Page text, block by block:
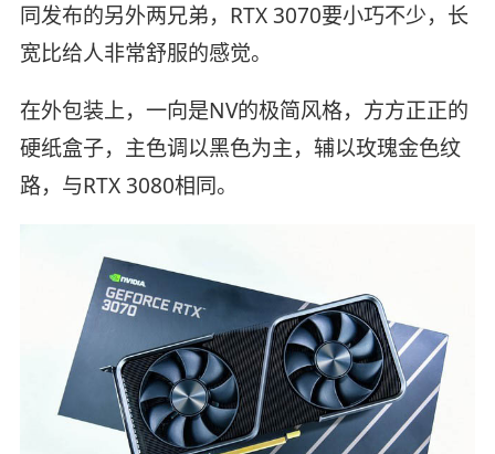
同发布的另外两兄弟，RTX 3070要小巧不少，长
宽比给人非常舒服的感觉。
在外包装上，一向是NV的极简风格，方方正正的
硬纸盒子，主色调以黑色为主，辅以玫瑰金色纹
路，与RTX 3080相同。